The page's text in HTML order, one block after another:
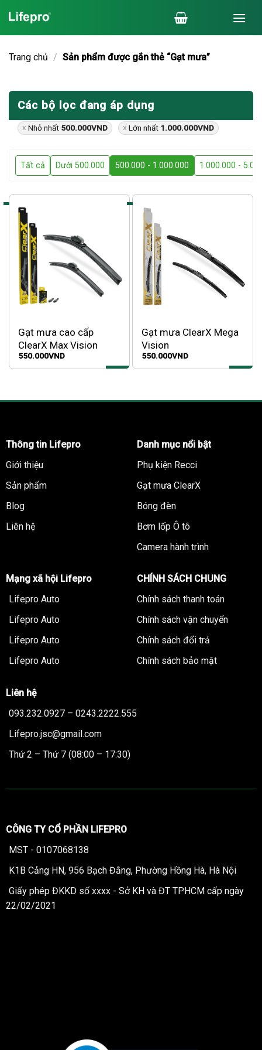
đến
nội
dung
Trang chủ / Sản phẩm được gắn thẻ “Gạt mưa”
Các bộ lọc đang áp dụng
Nhỏ nhất 500.000VND Lớn nhất 1.000.000VND
Tất cả Dưới 500.000 500.000 - 1.000.000 1.000.000 -
Gạt mưa cao cấp
ClearX Max Vision
550.000VND
Gạt mưa ClearX Mega
Vision
550.000VND
Thông tin Lifepro
Giới thiệu
Sản phẩm
Blog
Liên hệ
Danh mục nổi bật
Phụ kiện Recci
Gạt mưa ClearX
Bóng đèn
Bơm lốp Ô tô
Camera hành trình
Mạng xã hội Lifepro
Lifepro Auto
Lifepro Auto
Lifepro Auto
Lifepro Auto
CHÍNH SÁCH CHUNG
Chính sách thanh toán
Chính sách vận chuyển
Chính sách đổi trả
Chính sách bảo mật
Liên hệ
093.232.0927 – 0243.2222.555
Lifepro.jsc@gmail.com
Thứ 2 – Thứ 7 (08:00 – 17:30)
CÔNG TY CỔ PHẦN LIFEPRO
MST - 0107068138
K1B Cảng HN, 956 Bạch Đằng, Phường Hồng Hà, Hà Nội
Giấy phép ĐKKD số xxxx - Sở KH và ĐT TPHCM cấp ngày
22/02/2021